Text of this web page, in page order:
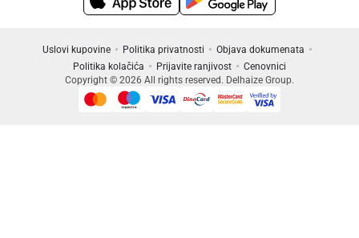
Uslovi kupovine Politika privatnosti
Objava dokumenata
Politika kolačića
Prijavite ranjivost
Cenovnici
Copyright © 2026 All rights reserved. Delhaize Group.